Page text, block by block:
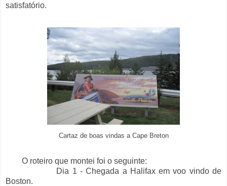
satisfatório.
Cartaz de boas vindas a Cape Breton
O roteiro que montei foi o seguinte:
Dia 1 - Chegada a Halifax em voo vindo de
Boston.